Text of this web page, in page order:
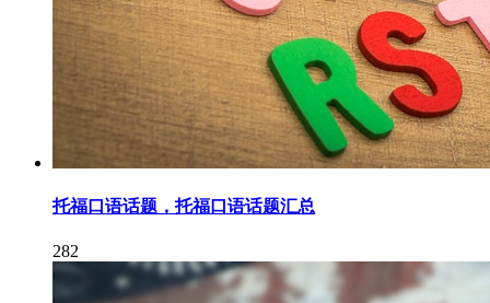
托福口语话题，托福口语话题汇总
282